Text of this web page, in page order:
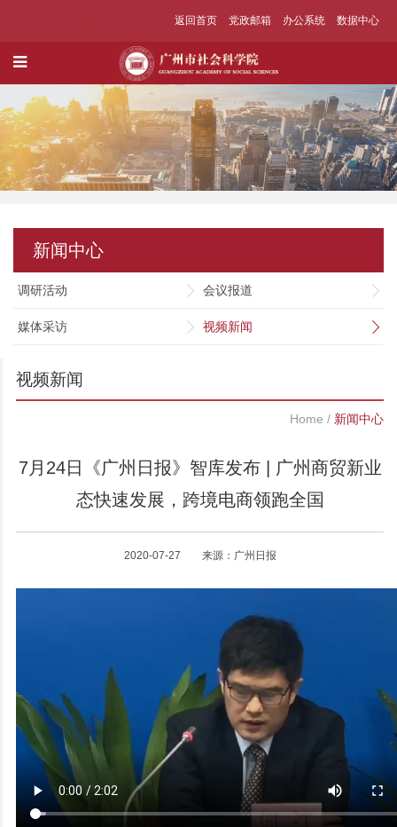
返回首页 党政邮箱 办公系统 数据中心
新闻中心
调研活动 会议报道
媒体采访 视频新闻
视频新闻
Home / 新闻中心
7月24日《广州日报》智库发布 | 广州商贸新业
态快速发展，跨境电商领跑全国
2020-07-27 来源：广州日报